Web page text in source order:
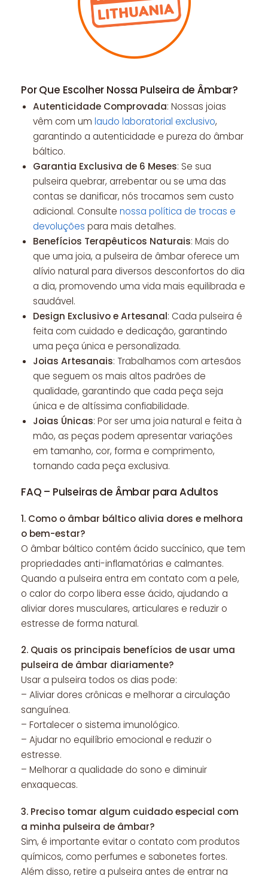
Por Que Escolher Nossa Pulseira de Âmbar?
Autenticidade Comprovada: Nossas joias
vêm com um laudo laboratorial exclusivo,
garantindo a autenticidade e pureza do âmbar
báltico.
Garantia Exclusiva de 6 Meses: Se sua
pulseira quebrar, arrebentar ou se uma das
contas se danificar, nós trocamos sem custo
adicional. Consulte nossa política de trocas e
devoluções para mais detalhes.
Benefícios Terapêuticos Naturais: Mais do
que uma joia, a pulseira de âmbar oferece um
alívio natural para diversos desconfortos do dia
a dia, promovendo uma vida mais equilibrada e
saudável.
Design Exclusivo e Artesanal: Cada pulseira é
feita com cuidado e dedicação, garantindo
uma peça única e personalizada.
Joias Artesanais: Trabalhamos com artesãos
que seguem os mais altos padrões de
qualidade, garantindo que cada peça seja
única e de altíssima confiabilidade.
Joias Únicas: Por ser uma joia natural e feita à
mão, as peças podem apresentar variações
em tamanho, cor, forma e comprimento,
tornando cada peça exclusiva.
FAQ – Pulseiras de Âmbar para Adultos
1. Como o âmbar báltico alivia dores e melhora
o bem-estar?
O âmbar báltico contém ácido succínico, que tem
propriedades anti-inflamatórias e calmantes.
Quando a pulseira entra em contato com a pele,
o calor do corpo libera esse ácido, ajudando a
aliviar dores musculares, articulares e reduzir o
estresse de forma natural.
2. Quais os principais benefícios de usar uma
pulseira de âmbar diariamente?
Usar a pulseira todos os dias pode:
– Aliviar dores crônicas e melhorar a circulação
sanguínea.
– Fortalecer o sistema imunológico.
– Ajudar no equilíbrio emocional e reduzir o
estresse.
– Melhorar a qualidade do sono e diminuir
enxaquecas.
3. Preciso tomar algum cuidado especial com
a minha pulseira de âmbar?
Sim, é importante evitar o contato com produtos
químicos, como perfumes e sabonetes fortes.
Além disso, retire a pulseira antes de entrar na